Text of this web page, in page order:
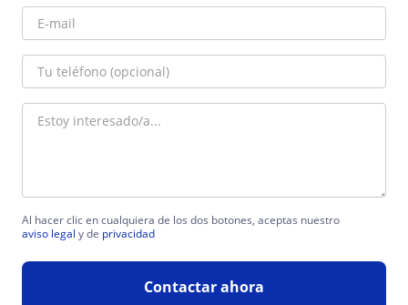
Al hacer clic en cualquiera de los dos botones, aceptas nuestro
aviso legal y de privacidad
Contactar ahora